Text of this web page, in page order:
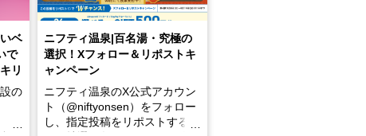
ベ
で
リ
の
ニフティ温泉|百名湯・究極の
選択！Xフォロー＆リポストキ
ャンペーン
ニフティ温泉のX公式アカウン
ト（@niftyonsen）をフォロー
し、指定投稿をリポストする